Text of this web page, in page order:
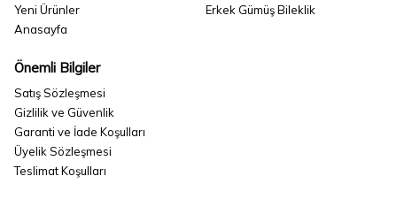
Yeni Ürünler
Anasayfa
Erkek Gümüş Bileklik
Önemli Bilgiler
Satış Sözleşmesi
Gizlilik ve Güvenlik
Garanti ve İade Koşulları
Üyelik Sözleşmesi
Teslimat Koşulları